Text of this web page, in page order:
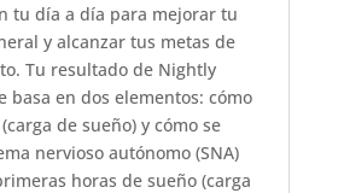
tu día a día para mejorar tu
y alcanzar tus metas de
Tu resultado de Nightly
basa en dos elementos: cómo
de sueño) y cómo se
nervioso autónomo (SNA)
horas de sueño (carga